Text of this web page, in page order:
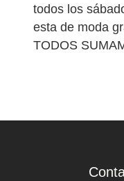
todos los
esta de moda
TODOS